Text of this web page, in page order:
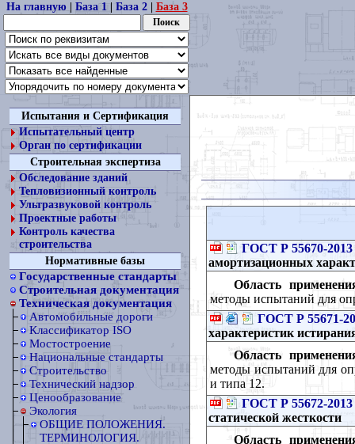
На главную| База 1| База 2| База 3
Испытания и Сертификация
Испытательный центр
Орган по сертификации
Строительная экспертиза
Обследование зданий
Тепловизионный контроль
Ультразвуковой контроль
Проектные работы
Контроль качества
строительства
Нормативные базы
Государственные стандарты
Строительная документация
Техническая документация
Автомобильные дороги
Классификатор ISO
Мостостроение
Национальные стандарты
Строительство
Технический надзор
Ценообразование
Экология
ОБЩИЕ ПОЛОЖЕНИЯ.
ТЕРМИНОЛОГИЯ.
ГОСТ Р 55670-2013
амортизационных
Область
методы испытаний для
ГОСТ Р 55671-
характеристик
Область
методы испытаний для
и типа 12.
ГОСТ Р 55672-2013
статической жесткости
Область